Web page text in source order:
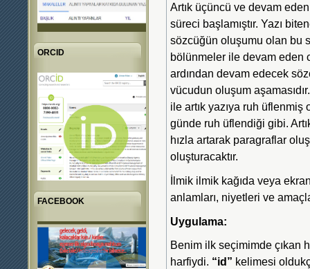
ORCID
FACEBOOK
Artık üçüncü ve devam
süreci başlamıştır. Yazı
sözcüğün oluşumu olan bu
bölünmeler ile devam eden
ardından devam edecek
vücudun oluşum
ile artık yazıya ruh üflenmiş
günde ruh üflendiği gibi.
hızla artarak paragraflar
oluşturacaktır.
İlmik ilmik kağıda veya
anlamları, niyetleri ve
Uygulama:
Benim ilk seçimimde çıkan
harfiydi. “id” kelimesi